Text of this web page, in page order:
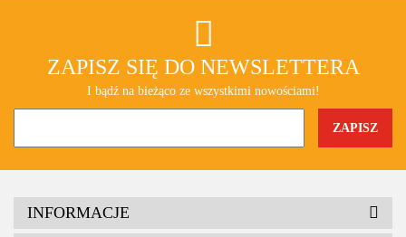
ZAPISZ SIĘ DO NEWSLETTERA
I bądź na bieżąco ze wszystkimi nowościami!
INFORMACJE